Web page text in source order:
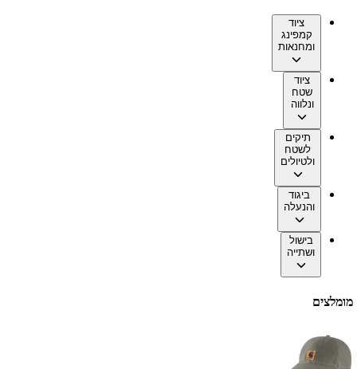
ציוד
קמפינג
ומחנאות
ציוד
שטח
ונלווה
תיקים
לשטח
ולטיולים
ביגוד
והנעלה
בישול
ושתייה
מומלצים